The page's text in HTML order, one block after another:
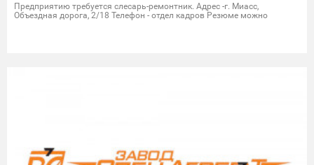
Предприятию требуется слесарь-ремонтник. Адрес -г. Миасс,
Объездная дорога, 2/18 Телефон - отдел кадров Резюме можно